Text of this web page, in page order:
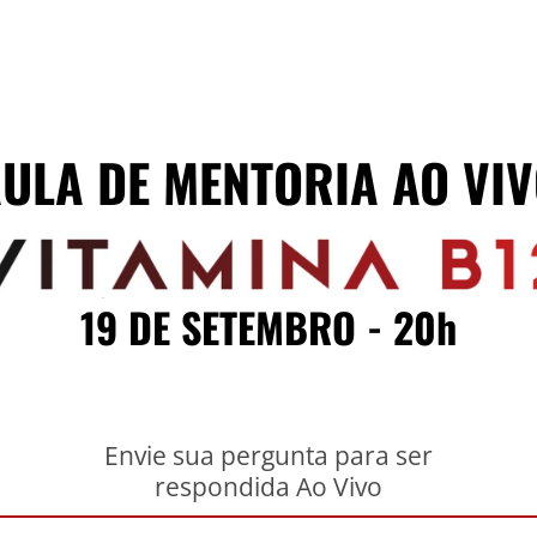
DE MENTORIA AO
19 DE SETEMBRO - 20h
Envie sua pergunta para ser
respondida Ao Vivo